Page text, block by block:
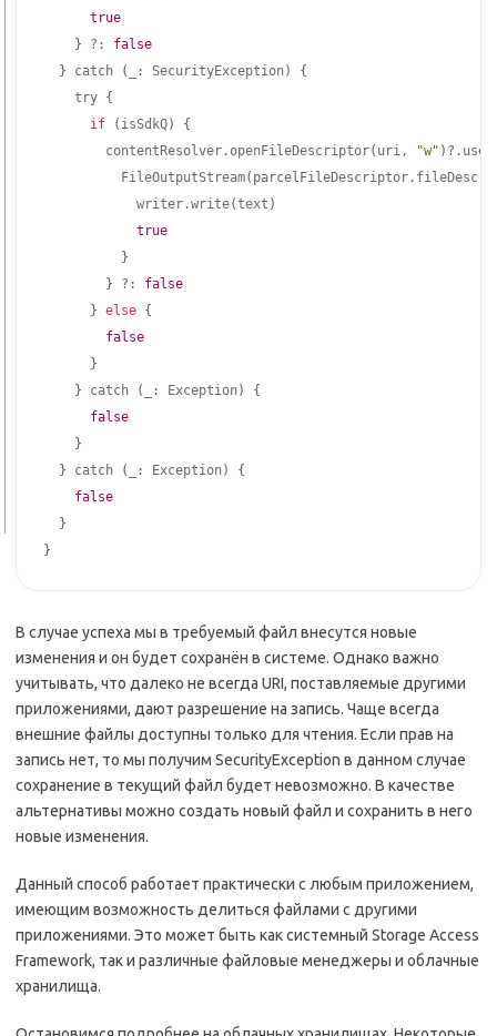
true
} ?: false
} catch ( _: SecurityException)
{
    try
{
if
( isSdkQ)
{
        contentResolver.openFileDescriptor
( uri, "w" ) ?.use
          FileOutputStream
(
            writer.write
(text )
true
}
} ?: false
} else {
false
}
} catch ( _: Exception)
{
false
}
} catch ( _: Exception)
{
false
}
}
В случае успеха мы в требуемый файл внесутся новые
изменения и он будет сохранён в системе. Однако важно
учитывать, что далеко не всегда URI, поставляемые другими
приложениями, дают разрешение на запись. Чаще всегда
внешние файлы доступны только для чтения. Если прав на
запись нет, то мы получим SecurityException в данном случае
сохранение в текущий файл будет невозможно. В качестве
альтернативы можно создать новый файл и сохранить в него
новые изменения.
Данный способ работает практически с любым приложением,
имеющим возможность делиться файлами с другими
приложениями. Это может быть как системный Storage Access
Framework, так и различные файловые менеджеры и облачные
хранилища.